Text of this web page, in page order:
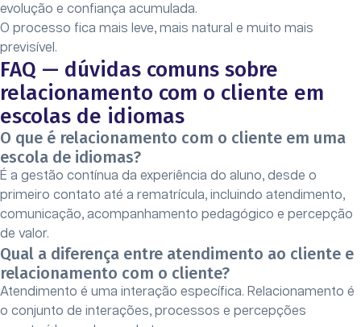
evolução e confiança acumulada.
O processo fica mais leve, mais natural e muito mais
previsível.
FAQ — dúvidas comuns sobre
relacionamento com o cliente em
escolas de idiomas
O que é relacionamento com o cliente em uma
escola de idiomas?
É a gestão contínua da experiência do aluno, desde o
primeiro contato até a rematrícula, incluindo atendimento,
comunicação, acompanhamento pedagógico e percepção
de valor.
Qual a diferença entre atendimento ao cliente e
relacionamento com o cliente?
Atendimento é uma interação específica. Relacionamento é
o conjunto de interações, processos e percepções